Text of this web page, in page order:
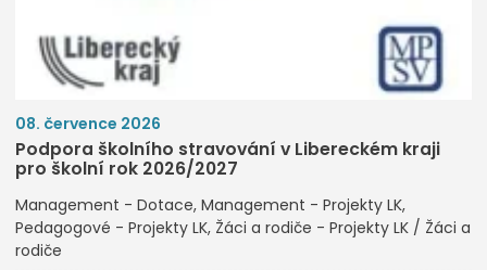
08. července 2026
Podpora školního stravování v Libereckém kraji
pro školní rok 2026/2027
Management - Dotace Management - Projekty LK
Pedagogové - Projekty LK Žáci a rodiče - Projekty LK / Žáci a
rodiče